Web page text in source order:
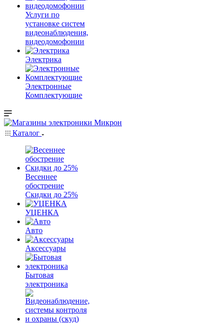
Услуги по
установке систем
видеонаблюдения,
видеодомофонии
Электрика
Электронные
Комплектующие
Каталог
Весеннее
обострение
Скидки до 25%
УЦЕНКА
Авто
Аксессуары
Бытовая
электроника